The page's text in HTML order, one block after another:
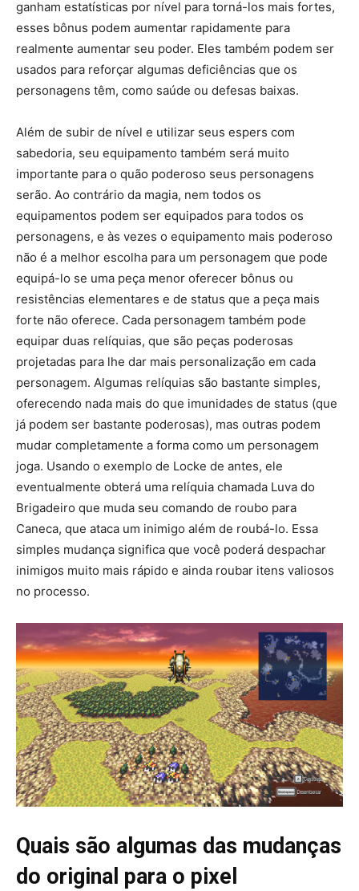
ganham estatísticas por nível para torná-los mais fortes,
esses bônus podem aumentar rapidamente para
realmente aumentar seu poder. Eles também podem ser
usados ​​para reforçar algumas deficiências que os
personagens têm, como saúde ou defesas baixas.
Além de subir de nível e utilizar seus espers com
sabedoria, seu equipamento também será muito
importante para o quão poderoso seus personagens
serão. Ao contrário da magia, nem todos os
equipamentos podem ser equipados para todos os
personagens, e às vezes o equipamento mais poderoso
não é a melhor escolha para um personagem que pode
equipá-lo se uma peça menor oferecer bônus ou
resistências elementares e de status que a peça mais
forte não oferece. Cada personagem também pode
equipar duas relíquias, que são peças poderosas
projetadas para lhe dar mais personalização em cada
personagem. Algumas relíquias são bastante simples,
oferecendo nada mais do que imunidades de status (que
já podem ser bastante poderosas), mas outras podem
mudar completamente a forma como um personagem
joga. Usando o exemplo de Locke de antes, ele
eventualmente obterá uma relíquia chamada Luva do
Brigadeiro que muda seu comando de roubo para
Caneca, que ataca um inimigo além de roubá-lo. Essa
simples mudança significa que você poderá despachar
inimigos muito mais rápido e ainda roubar itens valiosos
no processo.
Quais são algumas das mudanças
do original para o pixel